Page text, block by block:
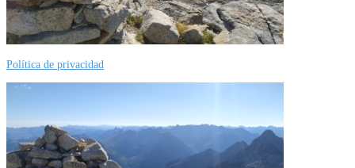
Política de privacidad